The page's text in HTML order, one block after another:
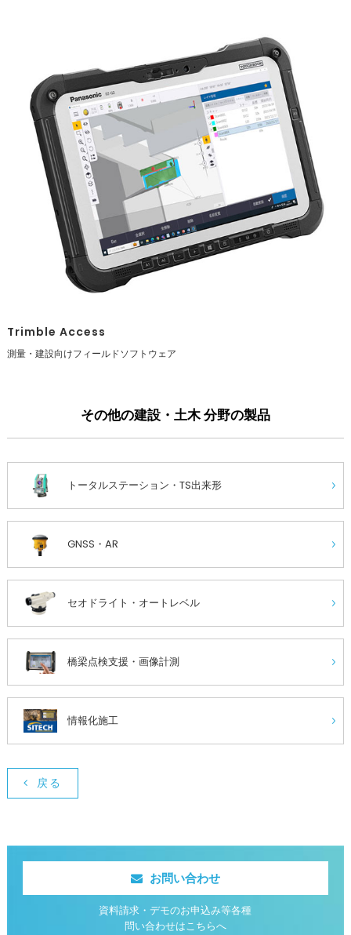
Trimble Access
測量・建設向けフィールドソフトウェア
その他の建設・土木 分野の製品
トータルステーション・TS出来形
GNSS・AR
セオドライト・オートレベル
橋梁点検支援・画像計測
情報化施工
戻る
お問い合わせ
資料請求・デモのお申込み等各種
問い合わせはこちらへ